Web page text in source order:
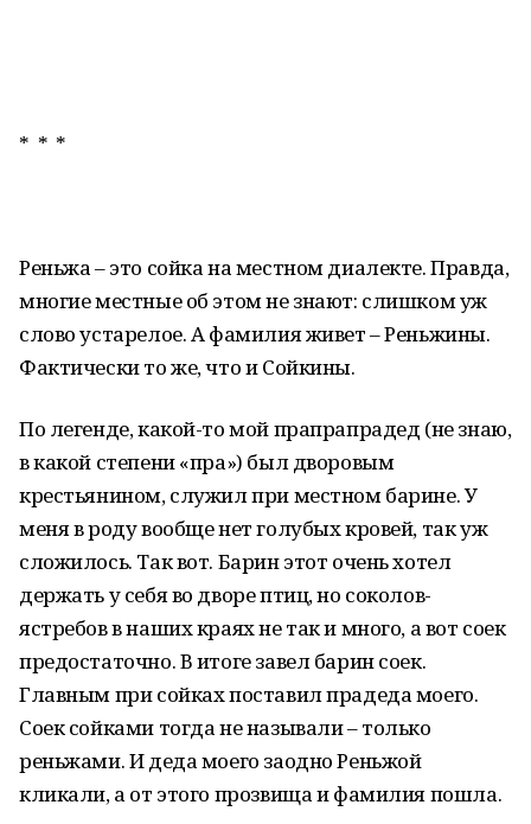
* * *
Реньжа – это сойка на местном диалекте. Правда,
многие местные об этом не знают: слишком уж
слово устарелое. А фамилия живет – Реньжины.
Фактически то же, что и Сойкины.
По легенде, какой-то мой прапрапрадед (не знаю,
в какой степени «пра») был дворовым
крестьянином, служил при местном барине. У
меня в роду вообще нет голубых кровей, так уж
сложилось. Так вот. Барин этот очень хотел
держать у себя во дворе птиц, но соколов-
ястребов в наших краях не так и много, а вот соек
предостаточно. В итоге завел барин соек.
Главным при сойках поставил прадеда моего.
Соек сойками тогда не называли – только
реньжами. И деда моего заодно Реньжой
кликали, а от этого прозвища и фамилия пошла.